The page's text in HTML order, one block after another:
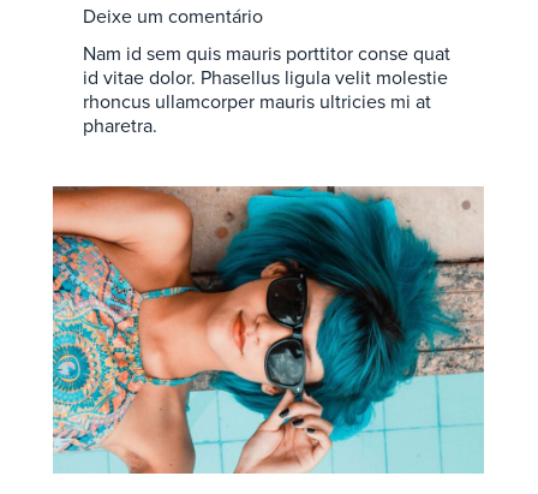
Deixe um comentário
Nam id sem quis mauris porttitor conse quat
id vitae dolor. Phasellus ligula velit molestie
rhoncus ullamcorper mauris ultricies mi at
pharetra.